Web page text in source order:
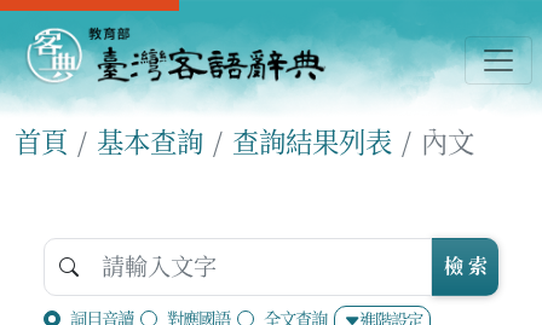
首頁 基本查詢 查詢結果列表 內文
詞目音讀 對應國語 全文查詢 進階設定
檢 索